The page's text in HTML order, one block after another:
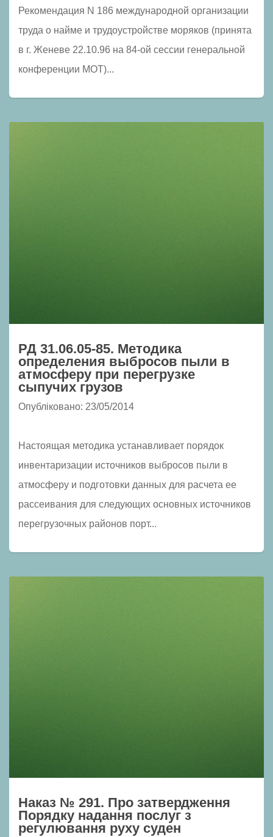
Рекомендация N 186 международной организации
труда о найме и трудоустройстве моряков (принята
в г. Женеве 22.10.96 на 84-ой сессии генеральной
конференции МОТ)...
РД 31.06.05-85. Методика
определения выбросов пыли в
атмосферу при перегрузке
сыпучих грузов
Опубліковано: 23/05/2014
Настоящая методика устанавливает порядок
инвентаризации источников выбросов пыли в
атмосферу и подготовки данных для расчета ее
рассеивания для следующих основных источников
перегрузочных районов порт...
Наказ № 291. Про затвердження
Порядку надання послуг з
регулювання руху суден